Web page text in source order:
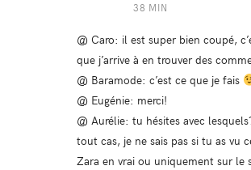
38 MIN
@ Caro: il est super bien coupé,
que j’arrive à en trouver des
@ Baramode: c’est ce que je fais
@ Eugénie: merci!
@ Aurélie: tu hésites avec
tout cas, je ne sais pas si tu as vu
Zara en vrai ou uniquement sur le